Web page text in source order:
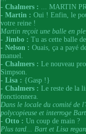
- Chalmers :
... MARTIN
- Martin : Oui ! Enfin, le
votre reine !
Martin reçoit une balle en
- Jimbo : Tu as cette balle
- Nelson : Ouais, ça a payé
manuel.
- Chalmers : Le nouveau
Simpson.
- Lisa : {Gasp !}
- Chalmers : Le reste de la
fonctionnera.
Dans le locale du comité de
polycopieuse et interroge
- Otto : Un coup de main ?
Plus tard... Bart et Lisa